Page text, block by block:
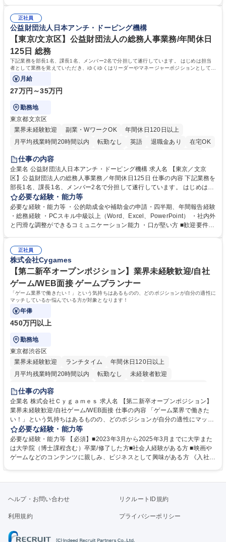
表するインフラ企業 #ポテンシャル採用
72.html ■エネルギーセキュリティの不安定化や気候変動による自然災害の
甚大化など、これまで以上に社会課題解決の重要性が高まっています。
「未来の日常」の創造に向けて持続可能な社会の実現に貢献してまいりま
す。 学歴・資格 学歴：大学院 大学 語学力： 資格：
正社員
公益財団法人日本アンチ・ドーピング機構
【東京/文京区】公益財団法人の総務人事業務/年間休日
125日 総務
下記業務を部長1名、課長1名、メンバー2名で分担して遂行しています。 はじめは担当
者として業務を覚えていただき、ゆくゆくはリーダーやマネージャーポジションとして活
躍いただくことを期待しています。
月給
27万円～35万円
勤務地
東京都文京区
業界未経験歓迎
副業・WワークOK
年間休日120日以上
月平均残業時間20時間以内
転勤なし 英語 退職金あり
在宅OK
賞与あり
育休あり
食事補助あり
仕事の内容
企業名 公益財団法人日本アンチ・ドーピング機構 求人名 【東京／文京
区】公益財団法人の総務人事業務／年間休日125日 仕事の内容 下記業務を
部長1名、課長1名、メンバー2名で分担して遂行しています。 はじめは担
当者として業務を覚えていただき、ゆくゆくはリーダーやマネージャーポ
ジションとして活躍いただくことを期待しています。 【総務・人事グルー
プの業務内容】 ・人事制度関連 ・採用活動 ・教育研修の企画、実行 ・勤
怠管理 ・官公庁への各種提出 ・法定の会議運営（評議員会、理事会） ・
管理 ・福利厚生関連 ・職員からの問合せ、相談対応 ・その他日常の総務
業務全般 募集職種 【東京／文京区】公益財団法人の総務人事業務／年間
休日125日
必要な経験・能力等
必要な経験・能力等 ・公的助成金や補助金の申請・四半期、年間報告経験
・総務経験 ・PCスキル中級以上（Word、Excel、PowerPoint） ・社内外
と円滑な調整ができるコミュニケーション能力 ・口が堅い方 ■歓迎要件
正社員
株式会社Cygames
【第二新卒オープンポジション】業界未経験歓迎/自社
ゲーム/WEB面接 ゲームプランナー
「ゲーム業界で働きたい！」という気持ちはあるものの、どのポジションが自分の適性に
マッチしているか悩んでいる方が対象となります！
年俸
450万円以上
勤務地
東京都渋谷区
業界未経験歓迎
ランチタイム
年間休日120日以上
月平均残業時間20時間以内
転勤なし
未経験者歓迎
住宅手当あり
交通費支給
土日祝休み 服装自由 昼食補助あり
第二新卒歓迎
食事補助あり
仕事の内容
企業名 株式会社Ｃｙｇａｍｅｓ 求人名 【第二新卒オープンポジション】
業界未経験歓迎/自社ゲーム/WEB面接 仕事の内容 「ゲーム業界で働きた
い！」という気持ちはあるものの、どのポジションが自分の適性にマッチ
しているか悩んでいる方が対象となります！ 総合職（プランナー/データ
アナリストなど）、技術職（開発エンジニ ア/インフラエンジニアな
ど）、デザイン職（デザイナー/イラストレ ーターなど）等から、面接で
ご希望と適正にマッチしたポジションをご案内いたします。ゲームやエン
のご応募をお待ちしております。 募集職種 【第二新卒オープンポジショ
必要な経験・能力等
必要な経験・能力等 【必須】■2023年3月から2025年3月までに大学また
は大学院（博士課程含む）卒業/修了した方■社会人経験がある方 ■映画や
ゲームなどのコンテンツに親しみ、ビジネスとして興味がある方 《入社実
ヘルプ・お問い合わせ リクルートID規約
利用規約 プライバシーポリシー